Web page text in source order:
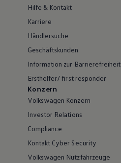
Hilfe & Kontakt
Karriere
Händlersuche
Geschäftskunden
Information zur Barrierefreiheit
Ersthelfer/ first responder
Konzern
Volkswagen Konzern
Investor Relations
Compliance
Kontakt Cyber Security
Volkswagen Nutzfahrzeuge